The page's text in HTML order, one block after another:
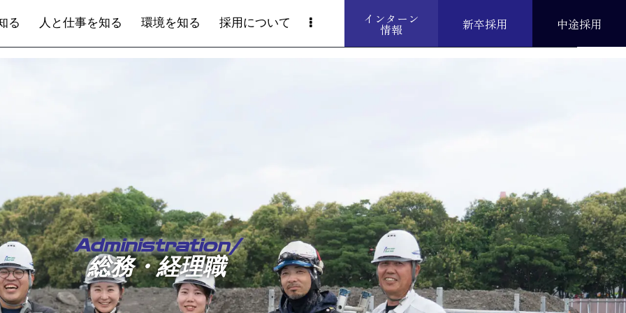
る 人と仕事を知る 環境を知る 採用について インターン
情報 新卒採用 中途採用
Administration/
総務・経理職